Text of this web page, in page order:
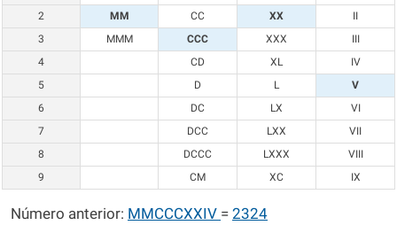
2
MM CC XX
II
3
MMM CCC XXX
III
4
CD XL
IV
5
D L
V
6
DC LX
VI
7
DCC LXX
VII
8
DCCC LXXX
VIII
9
CM XC IX
Número anterior: MMCCCXXIV = 2324